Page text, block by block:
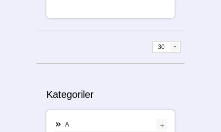
30
Kategoriler
A +